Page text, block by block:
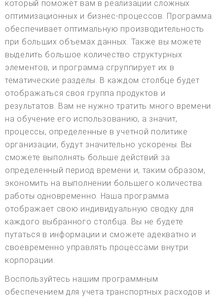
который поможет вам в реализации сложных
оптимизационных и бизнес-процессов. Программа
обеспечивает оптимальную производительность
при больших объемах данных. Также вы можете
выделить большое количество структурных
элементов, и программа сгруппирует их в
тематические разделы. В каждом столбце будет
отображаться своя группа продуктов и
результатов. Вам не нужно тратить много времени
на обучение его использованию, а значит,
процессы, определенные в учетной политике
организации, будут значительно ускорены. Вы
сможете выполнять больше действий за
определенный период времени и, таким образом,
экономить на выполнении большего количества
работы одновременно. Наша программа
отображает свою индивидуальную сводку для
каждого выбранного столбца. Вы не будете
путаться в информации и сможете адекватно и
своевременно управлять процессами внутри
корпорации.
Воспользуйтесь нашим программным
обеспечением для учета транспортных расходов и